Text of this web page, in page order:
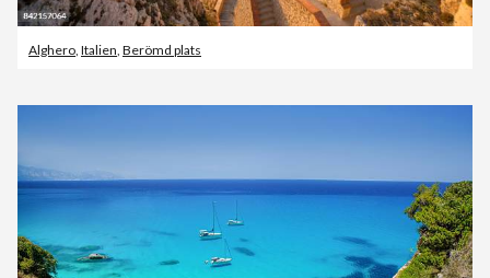
Alghero, Italien, Berömd plats